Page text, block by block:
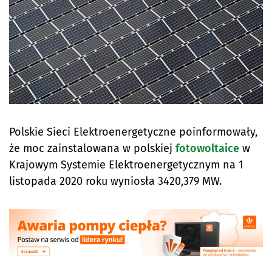
Polskie Sieci Elektroenergetyczne poinformowały,
że moc zainstalowana w polskiej fotowoltaice w
Krajowym Systemie Elektroenergetycznym na 1
listopada 2020 roku wyniosła 3420,379 MW.